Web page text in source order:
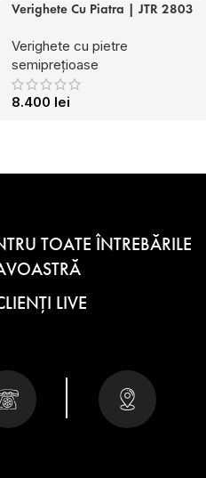
Verighete Cu Piatra | JTR 2803
Verighete cu pietre
semiprețioase
8.400 lei
TOATE ÎNTREBĂRILE
LIVE